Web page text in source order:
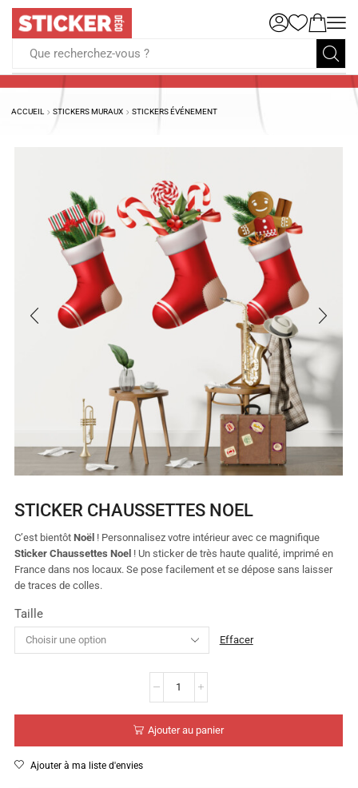
Que recherchez-vous ?
ACCUEIL STICKERS MURAUX STICKERS ÉVÉNEMENT
STICKER CHAUSSETTES NOEL
C’est bientôt Noël ! Personnalisez votre intérieur avec ce magnifique
Sticker Chaussettes Noel ! Un sticker de très haute qualité, imprimé en
France dans nos locaux. Se pose facilement et se dépose sans laisser
de traces de colles.
Taille
Effacer
Ajouter au panier
Ajouter à ma liste d'envies